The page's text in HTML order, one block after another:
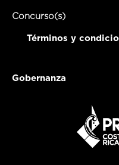
Concurso(s)
Términos y
Gobernanza